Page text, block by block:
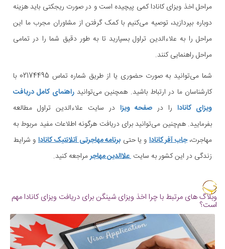
مراحل اخذ ویزای کانادا کمی پیچیده‌ است و در صورت ریجکتی باید هزینه
دوباره بپردازید، توصیه می‌کنیم با کمک گرفتن از مشاوران مجرب ما این
مراحل را به علاءالدین تراول بسپارید تا به طور دقیق شما را در تمامی
مراحل راهنمایی کنند.
شما می‌توانید به صورت حضوری یا از طریق شماره تماس 02174495 با
کارشناسان ما در ارتباط باشید. همچنین می‌توانیدراهنمای کامل دریافت
ویزای کانادا را در صفحه ویزا در سایت علاءالدین تراول مطالعه
بفرمایید. هم‌چنین می‌توانید برای دریافت هرگونه اطلاعات مفید مربوط به
مهاجرت،جاب آفر کاناداو یا حتی برنامه مهاجرتی آتلانتیک کاناداو شرایط
زندگی در این کشور به سایت علاالدین مهاجرمراجعه کنید.
وبلاگ های مرتبط با چرا اخذ ویزای شینگن برای دریافت ویزای کانادا مهم
است؟